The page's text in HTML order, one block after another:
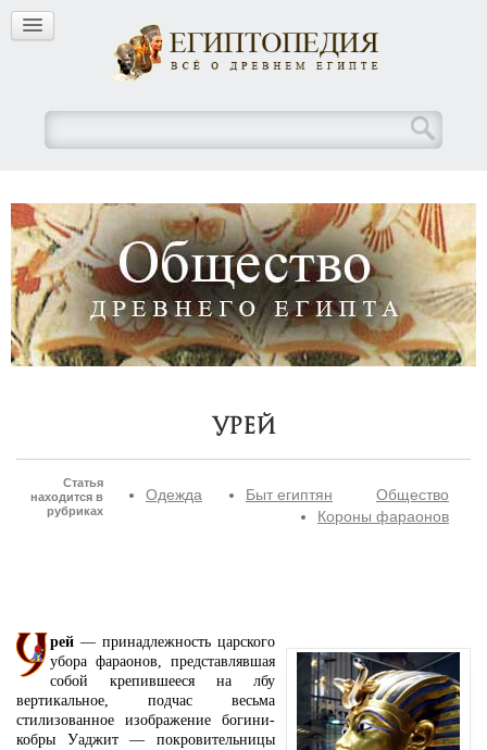
Урей
Статья
находится в
рубриках
Общество
Быт египтян
Одежда
Короны фараонов
рей — принадлежность царского
убора фараонов, представлявшая
собой крепившееся на лбу
вертикальное, подчас весьма
стилизованное изображение богини-
кобры Уаджит — покровительницы